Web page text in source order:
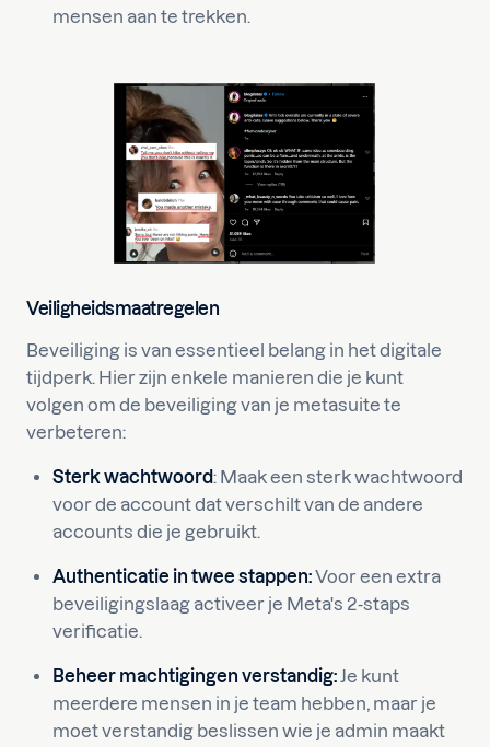
mensen aan te trekken.
Veiligheidsmaatregelen
Beveiliging is van essentieel belang in het digitale
tijdperk. Hier zijn enkele manieren die je kunt
volgen om de beveiliging van je metasuite te
verbeteren:
Sterk wachtwoord: Maak een sterk wachtwoord
voor de account dat verschilt van de andere
accounts die je gebruikt.
Authenticatie in twee stappen:Voor een extra
beveiligingslaag activeer je Meta's 2-staps
verificatie.
Beheer machtigingen verstandig:Je kunt
meerdere mensen in je team hebben, maar je
moet verstandig beslissen wie je admin maakt